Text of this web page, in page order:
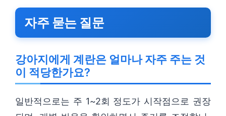
자주 묻는 질문
강아지에게 계란은 얼마나 자주 주는 것
이 적당한가요?
일반적으로는 주 1~2회 정도가 시작점으로 권장